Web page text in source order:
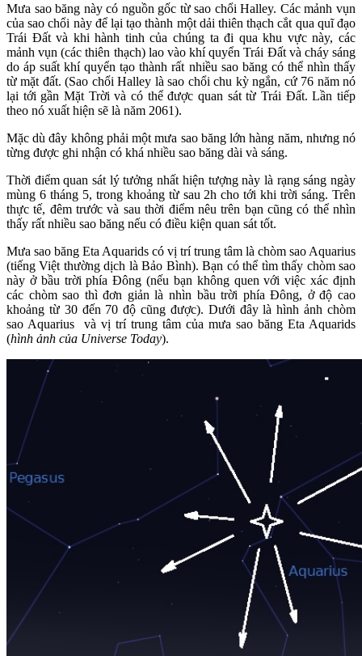
Mưa sao băng này có nguồn gốc từ sao chổi Halley. Các mảnh vụn
của sao chổi này để lại tạo thành một dải thiên thạch cắt qua quĩ đạo
Trái Đất và khi hành tinh của chúng ta đi qua khu vực này, các
mảnh vụn (các thiên thạch) lao vào khí quyển Trái Đất và cháy sáng
do áp suất khí quyển tạo thành rất nhiều sao băng có thể nhìn thấy
từ mặt đất. (Sao chổi Halley là sao chổi chu kỳ ngắn, cứ 76 năm nó
lại tới gần Mặt Trời và có thể được quan sát từ Trái Đất. Lần tiếp
theo nó xuất hiện sẽ là năm 2061).
Mặc dù đây không phải một mưa sao băng lớn hàng năm, nhưng nó
từng được ghi nhận có khá nhiều sao băng dài và sáng.
Thời điểm quan sát lý tưởng nhất hiện tượng này là rạng sáng ngày
mùng 6 tháng 5, trong khoảng từ sau 2h cho tới khi trời sáng. Trên
thực tế, đêm trước và sau thời điểm nêu trên bạn cũng có thể nhìn
thấy rất nhiều sao băng nếu có điều kiện quan sát tốt.
Mưa sao băng Eta Aquarids có vị trí trung tâm là chòm sao Aquarius
(tiếng Việt thường dịch là Bảo Bình). Bạn có thể tìm thấy chòm sao
này ở bầu trời phía Đông (nếu bạn không quen với việc xác định
các chòm sao thì đơn giản là nhìn bầu trời phía Đông, ở độ cao
khoảng từ 30 đến 70 độ cũng được). Dưới đây là hình ảnh chòm
sao Aquarius và vị trí trung tâm của mưa sao băng Eta Aquarids
(hình ảnh của Universe Today).